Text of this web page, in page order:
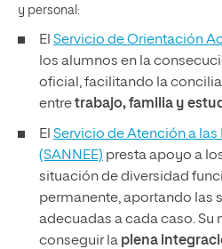
y personal:
El Servicio de Orientación
los alumnos en la
oficial, facilitando la
entretrabajo, familia y
El Servicio de Atención a
(SANNEE) presta apoyo a
situación de diversidad
permanente, aportando las
adecuadas a cada caso. Su
conseguir la plena